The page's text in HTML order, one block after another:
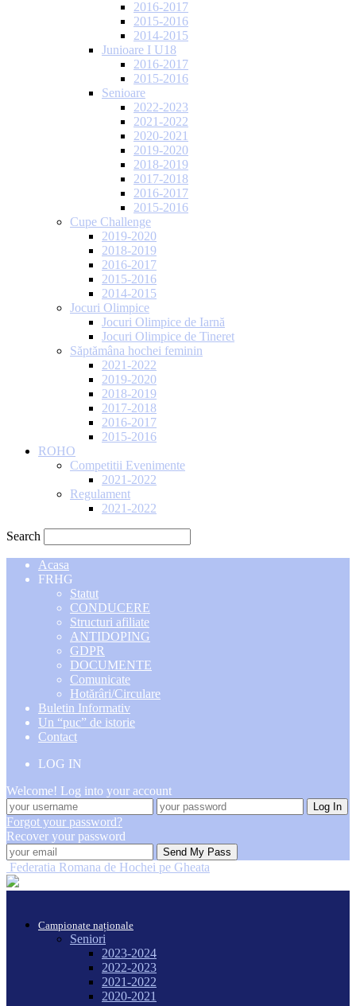
2016-2017
2015-2016
2014-2015
Junioare I U18
2016-2017
2015-2016
Senioare
2022-2023
2021-2022
2020-2021
2019-2020
2018-2019
2017-2018
2016-2017
2015-2016
Cupe Challenge
2019-2020
2018-2019
2016-2017
2015-2016
2014-2015
Jocuri Olimpice
Jocuri Olimpice de Iarnă
Jocuri Olimpice de Tineret
Săptămâna hochei feminin
2021-2022
2019-2020
2018-2019
2017-2018
2016-2017
2015-2016
ROHO
Competitii Evenimente
2021-2022
Regulament
2021-2022
Search
Acasa
FRHG
Statut
CONDUCERE
Structuri afiliate
ANTIDOPING
GDPR
DOCUMENTE
Comunicate
Hotărâri/Circulare
Buletin Informativ
Un “puc” de istorie
Contact
LOG IN
Welcome! Log into your account
Forgot your password?
Recover your password
Federatia Romana de Hochei pe Gheata
Campionate naționale
Seniori
2023-2024
2022-2023
2021-2022
2020-2021